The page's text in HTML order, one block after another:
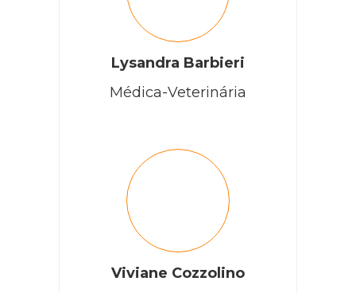
Lysandra Barbieri
Médica-Veterinária
Viviane Cozzolino